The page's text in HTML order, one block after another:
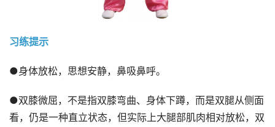
习练提示
●身体放松，思想安静，鼻吸鼻呼。
●双膝微屈，不是指双膝弯曲、身体下蹲，而是双腿从侧面
看，仍是一种直立状态，但实际上大腿部肌肉相对放松，双